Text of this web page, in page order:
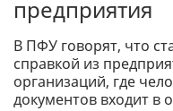
предприятия
В ПФУ говорят, что
справкой из
организаций, где
документов входит в